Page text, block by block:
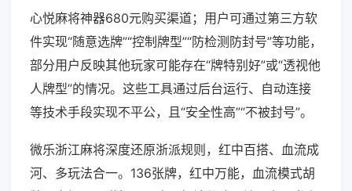
心悦麻将神器680元购买渠道；用户可通过第三方软
件实现“随意选牌”“控制牌型”“防检测防封号”等功能，
部分用户反映其他玩家可能存在“牌特别好”或“透视他
人牌型”的情况。这些工具通过后台运行、自动连接
等技术手段实现不平公，且“安全性高”“不被封号”。
微乐浙江麻将深度还原浙派规则，红中百搭、血流成
河、多玩法合一。136张牌，红中万能，血流模式胡